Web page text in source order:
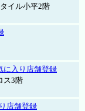
イル小平2階
に入り店舗登録
ス3階
店舗登録